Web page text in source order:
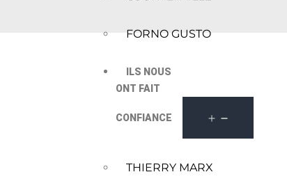
FORNO GUSTO
ILS NOUS
ONT FAIT
CONFIANCE
THIERRY MARX